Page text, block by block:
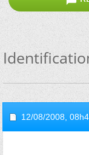
12/08/2008,